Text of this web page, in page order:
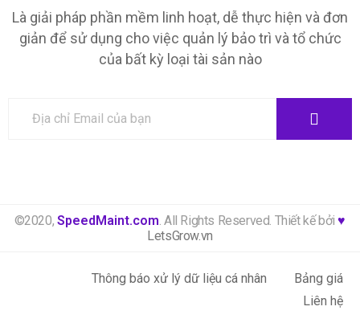
Là giải pháp phần mềm linh hoạt, dễ thực hiện và đơn
giản để sử dụng cho việc quản lý bảo trì và tổ chức
của bất kỳ loại tài sản nào
©2020, SpeedMaint.com . All Rights Reserved. Thiết kế bởi♥
LetsGrow.vn
Thông báo xử lý dữ liệu cá nhân
Bảng giá
Liên hệ